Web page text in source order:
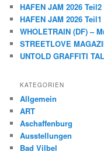
HAFEN JAM 2026 Teil2
HAFEN JAM 2026 Teil1
WHOLETRAIN (DF) –
STREETLOVE
UNTOLD GRAFFITI
KATEGORIEN
Allgemein
ART
Aschaffenburg
Ausstellungen
Bad Vilbel